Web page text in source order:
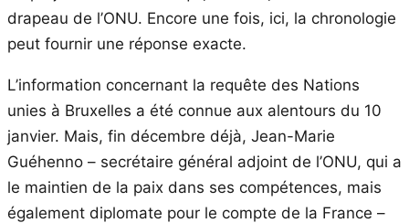
drapeau de l’ONU. Encore une fois, ici, la chronologie
peut fournir une réponse exacte.
L’information concernant la requête des Nations
unies à Bruxelles a été connue aux alentours du 10
janvier. Mais, fin décembre déjà, Jean-Marie
Guéhenno – secrétaire général adjoint de l’ONU, qui a
le maintien de la paix dans ses compétences, mais
également diplomate pour le compte de la France –